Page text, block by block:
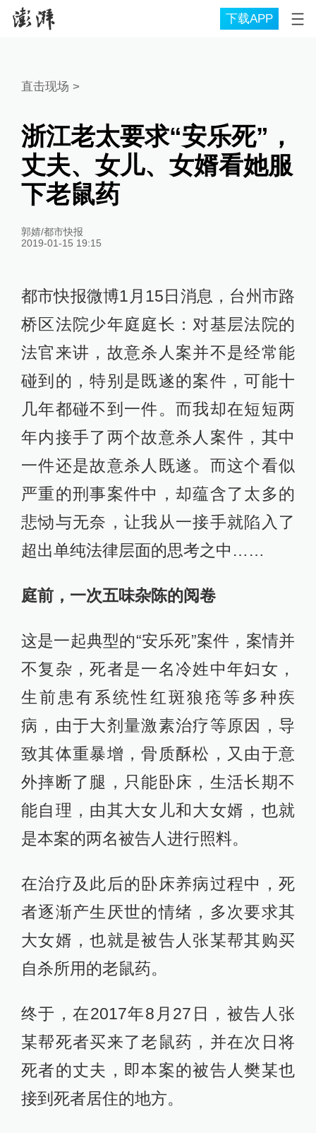
下载APP
直击现场 >
浙江老太要求“安乐死”，
丈夫、女儿、女婿看她服
下老鼠药
郭婧/都市快报
2019-01-15 19:15
都市快报微博1月15日消息，台州市路
桥区法院少年庭庭长：对基层法院的
法官来讲，故意杀人案并不是经常能
碰到的，特别是既遂的案件，可能十
几年都碰不到一件。而我却在短短两
年内接手了两个故意杀人案件，其中
一件还是故意杀人既遂。而这个看似
严重的刑事案件中，却蕴含了太多的
悲恸与无奈，让我从一接手就陷入了
超出单纯法律层面的思考之中……
庭前，一次五味杂陈的阅卷
这是一起典型的“安乐死”案件，案情并
不复杂，死者是一名冷姓中年妇女，
生前患有系统性红斑狼疮等多种疾
病，由于大剂量激素治疗等原因，导
致其体重暴增，骨质酥松，又由于意
外摔断了腿，只能卧床，生活长期不
能自理，由其大女儿和大女婿，也就
是本案的两名被告人进行照料。
在治疗及此后的卧床养病过程中，死
者逐渐产生厌世的情绪，多次要求其
大女婿，也就是被告人张某帮其购买
自杀所用的老鼠药。
终于，在2017年8月27日，被告人张
某帮死者买来了老鼠药，并在次日将
死者的丈夫，即本案的被告人樊某也
接到死者居住的地方。